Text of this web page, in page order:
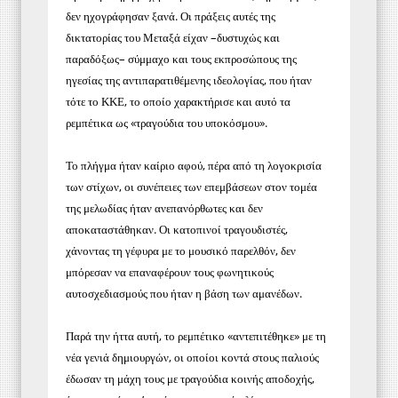
δεν ηχογράφησαν ξανά. Οι πράξεις αυτές της
δικτατορίας του Μεταξά είχαν –δυστυχώς και
παραδόξως– σύμμαχο και τους εκπροσώπους της
ηγεσίας της αντιπαρατιθέμενης ιδεολογίας, που ήταν
τότε το ΚΚΕ, το οποίο χαρακτήρισε και αυτό τα
ρεμπέτικα ως «τραγούδια του υποκόσμου».
Το πλήγμα ήταν καίριο αφού, πέρα από τη λογοκρισία
των στίχων, οι συνέπειες των επεμβάσεων στον τομέα
της μελωδίας ήταν ανεπανόρθωτες και δεν
αποκαταστάθηκαν. Οι κατοπινοί τραγουδιστές,
χάνοντας τη γέφυρα με το μουσικό παρελθόν, δεν
μπόρεσαν να επαναφέρουν τους φωνητικούς
αυτοσχεδιασμούς που ήταν η βάση των αμανέδων.
Παρά την ήττα αυτή, το ρεμπέτικο «αντεπιτέθηκε» με τη
νέα γενιά δημιουργών, οι οποίοι κοντά στους παλιούς
έδωσαν τη μάχη τους με τραγούδια κοινής αποδοχής,